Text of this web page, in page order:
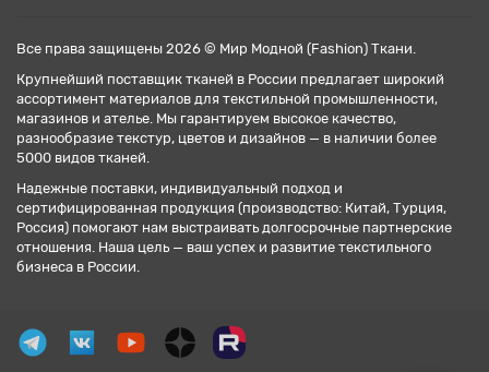
Все права защищены 2026 © Мир Модной (Fashion) Ткани.
Крупнейший поставщик тканей в России предлагает широкий
ассортимент материалов для текстильной промышленности,
магазинов и ателье. Мы гарантируем высокое качество,
разнообразие текстур, цветов и дизайнов — в наличии более
5000 видов тканей.
Надежные поставки, индивидуальный подход и
сертифицированная продукция (производство: Китай, Турция,
Россия) помогают нам выстраивать долгосрочные партнерские
отношения. Наша цель — ваш успех и развитие текстильного
бизнеса в России.